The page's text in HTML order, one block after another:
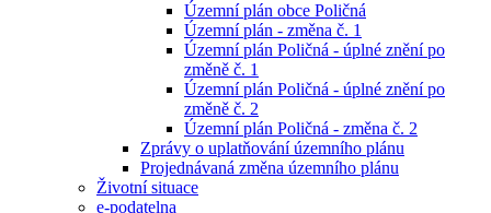
Územní plán obce Poličná
Územní plán - změna č. 1
Územní plán Poličná - úplné znění po
změně č. 1
Územní plán Poličná - úplné znění po
změně č. 2
Územní plán Poličná - změna č. 2
Zprávy o uplatňování územního plánu
Projednávaná změna územního plánu
Životní situace
e-podatelna